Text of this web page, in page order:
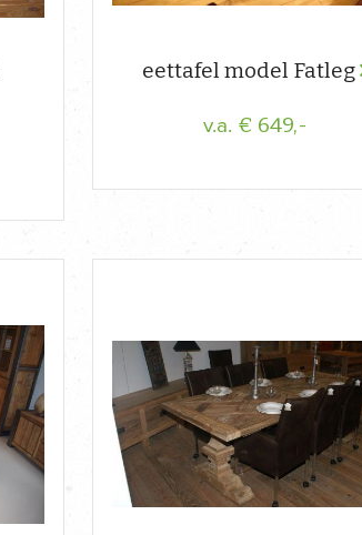
eettafel model Fatleg
v.a. € 649,-